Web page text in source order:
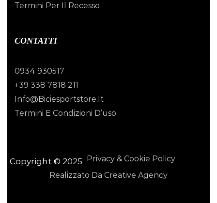
Termini Per Il Recesso
CONTATTI
0934 930517
+39 338 7818 211
Info@biciesportstore.it
Termini E Condizioni D’uso
Copyright © 2025 Privacy & Cookie Policy
Realizzato Da Creative Agency